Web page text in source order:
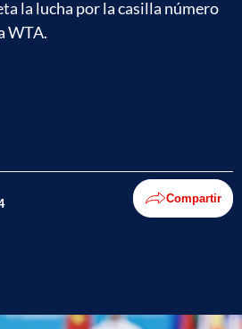
la lucha por la casilla número
WTA.
Compartir